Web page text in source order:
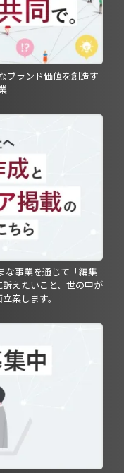
ブランド価値を創造す
な事業を通じて「編集
えたいこと、世の中が
案します。